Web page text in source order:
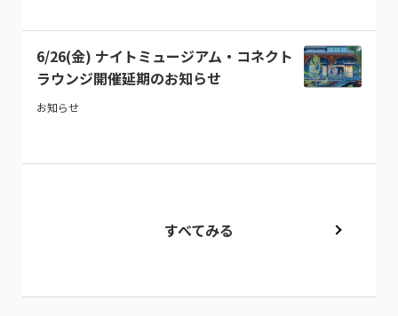
6/26(金) ナイトミュージアム・コネクト
ラウンジ開催延期のお知らせ
お知らせ
すべてみる